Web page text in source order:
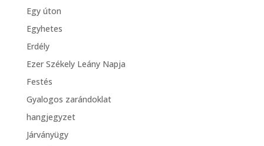
Egy úton
Egyhetes
Erdély
Ezer Székely Leány Napja
Festés
Gyalogos zarándoklat
hangjegyzet
Járványügy